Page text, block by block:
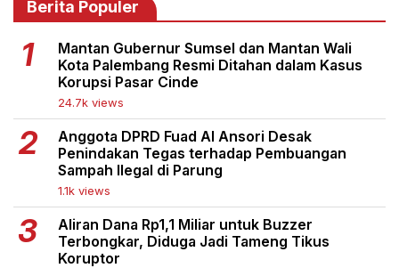
Berita Populer
Mantan Gubernur Sumsel dan Mantan Wali
Kota Palembang Resmi Ditahan dalam Kasus
Korupsi Pasar Cinde
24.7k views
Anggota DPRD Fuad Al Ansori Desak
Penindakan Tegas terhadap Pembuangan
Sampah Ilegal di Parung
1.1k views
Aliran Dana Rp1,1 Miliar untuk Buzzer
Terbongkar, Diduga Jadi Tameng Tikus
Koruptor